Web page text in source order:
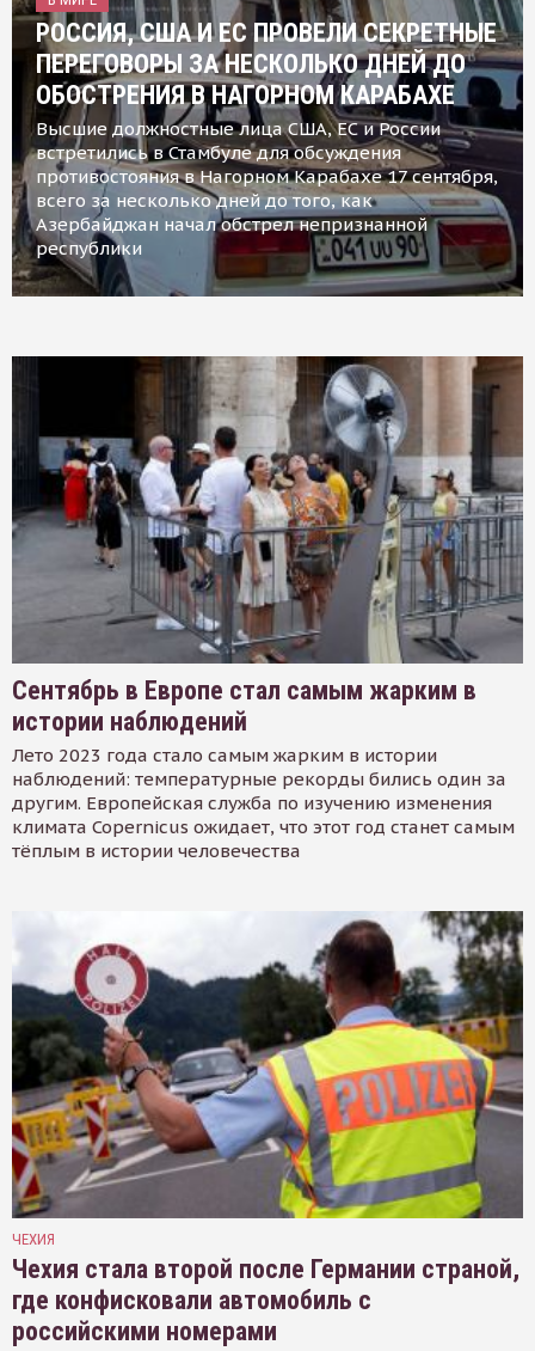
РОССИЯ, США И ЕС ПРОВЕЛИ СЕКРЕТНЫЕ
ПЕРЕГОВОРЫ ЗА НЕСКОЛЬКО ДНЕЙ ДО
ОБОСТРЕНИЯ В НАГОРНОМ КАРАБАХЕ
Высшие должностные лица США, ЕС и России
встретились в Стамбуле для обсуждения
противостояния в Нагорном Карабахе 17 сентября,
всего за несколько дней до того, как
Азербайджан начал обстрел непризнанной
республики
Сентябрь в Европе стал самым жарким в
истории наблюдений
Лето 2023 года стало самым жарким в истории
наблюдений: температурные рекорды бились один за
другим. Европейская служба по изучению изменения
климата Copernicus ожидает, что этот год станет самым
тёплым в истории человечества
ЧЕХИЯ
Чехия стала второй после Германии страной,
где конфисковали автомобиль с
российскими номерами